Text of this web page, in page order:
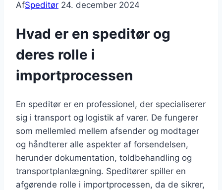
AfSpeditør 24. december 2024
Hvad er en speditør og
deres rolle i
importprocessen
En speditør er en professionel, der specialiserer
sig i transport og logistik af varer. De fungerer
som mellemled mellem afsender og modtager
og håndterer alle aspekter af forsendelsen,
herunder dokumentation, toldbehandling og
transportplanlægning. Speditører spiller en
afgørende rolle i importprocessen, da de sikrer,